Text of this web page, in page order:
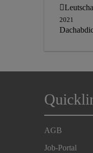
2021
AGB
Job-Portal